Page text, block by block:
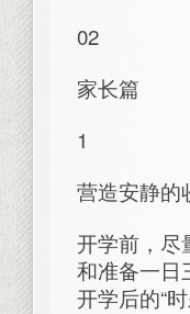
02
家长篇
1
营造安静的
开学前，尽
和准备一日
开学后的“